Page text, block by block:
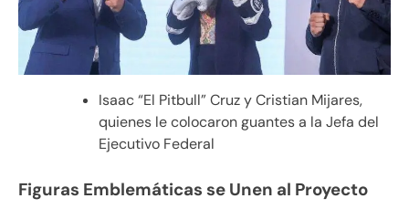
Isaac “El Pitbull” Cruz y Cristian Mijares,
quienes le colocaron guantes a la Jefa del
Ejecutivo Federal
Figuras Emblemáticas se Unen al Proyecto